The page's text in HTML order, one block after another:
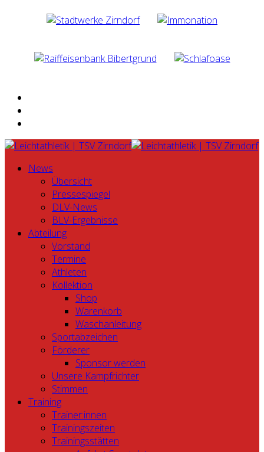
News
Übersicht
Pressespiegel
DLV-News
BLV-Ergebnisse
Abteilung
Vorstand
Termine
Athleten
Kollektion
Shop
Warenkorb
Waschanleitung
Sportabzeichen
Förderer
Sponsor werden
Unsere Kampfrichter
Stimmen
Training
Trainer:innen
Trainingszeiten
Trainingsstätten